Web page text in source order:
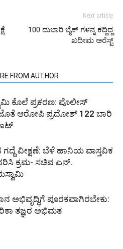
Next article
100 ದುಬಾರಿ ಬೈಕ್ ಗಳನ್ನ ಕದ್ದಿದ್ದ
ಖದೀಮ ಅರೆಸ್ಟ್
FROM AUTHOR
ಕೊಲೆ ಪ್ರಕರಣ: ಪೊಲೀಸ್
ಜೊತೆ ಆರೋಪಿ ಪ್ರದೋಶ್‌ 122 ಬಾರಿ
ಗದ್ದೆ ವೀಕ್ಷಣೆ: ಬೆಳೆ ಹಾನಿಯ ವಾಸ್ತವಿಕ
ಕ್ರಮ- ಸಚಿವ ಎನ್.
ಅಭಿವೃದ್ಧಿಗೆ ಪೂರಕವಾಗಿರಬೇಕು:
ತಜ್ಞರ ಅಭಿಮತ